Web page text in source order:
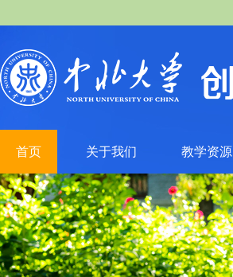
首页 关于我们 教学资源